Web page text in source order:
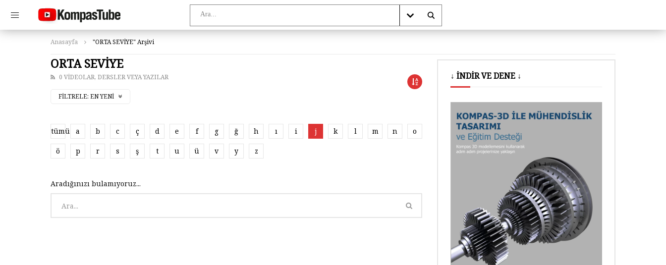
Anasayfa "ORTA SEVİYE" Arşivi
ORTA SEVİYE
0 VIDEOLAR, DERSLER VEYA YAZILAR
FILTRELE: EN YENI
tümü a b c ç d e f g ğ h ı i j k l m n o
ö p r s ş t u ü v y z
Aradığınızı bulamıyoruz...
↓ İNDİR VE DENE ↓